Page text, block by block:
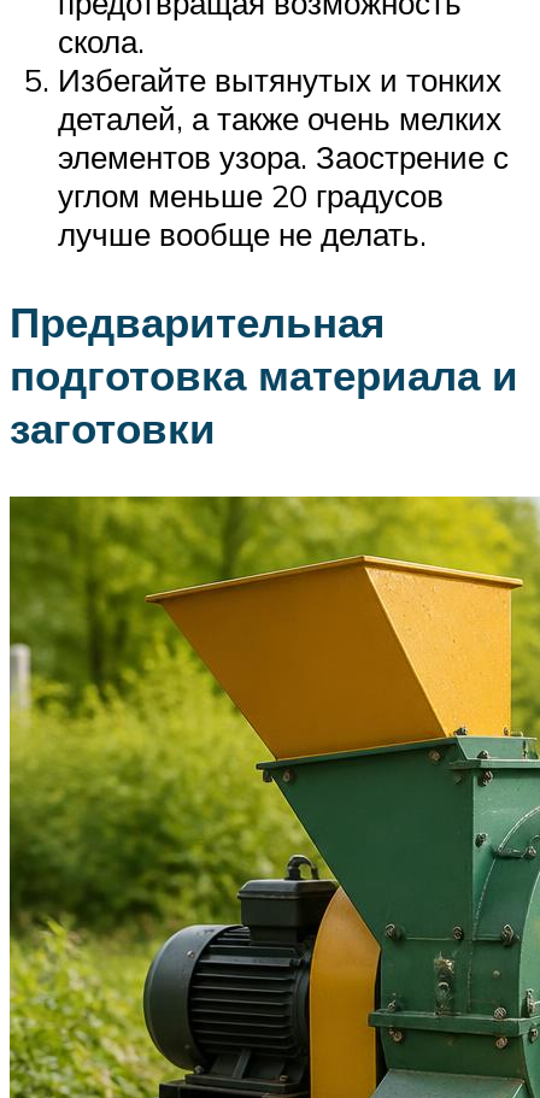
скола.
Избегайте вытянутых и тонких
деталей, а также очень мелких
элементов узора. Заострение с
углом меньше 20 градусов
лучше вообще не делать.
Предварительная
подготовка материала и
заготовки